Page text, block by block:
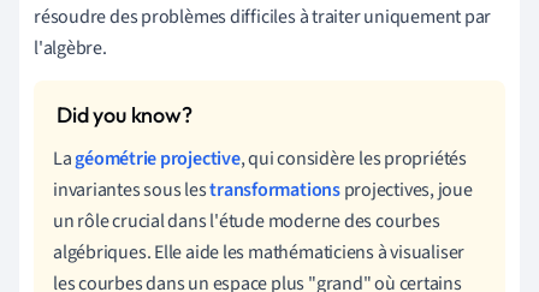
résoudre des problèmes difficiles à traiter uniquement par
l'algèbre.
Lagéométrie projective, qui considère les propriétés
invariantes sous lestransformationsprojectives, joue
un rôle crucial dans l'étude moderne des courbes
algébriques. Elle aide les mathématiciens à visualiser
les courbes dans un espace plus "grand" où certains